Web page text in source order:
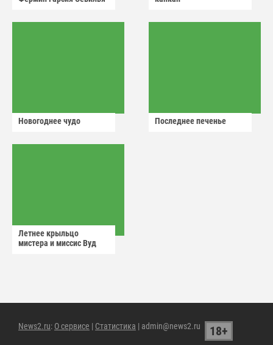
Новогоднее чудо Последнее печенье
Летнее крыльцо
мистера и миссис Вуд
News2.ru: О сервисе | Статистика | admin@news2.ru 18+